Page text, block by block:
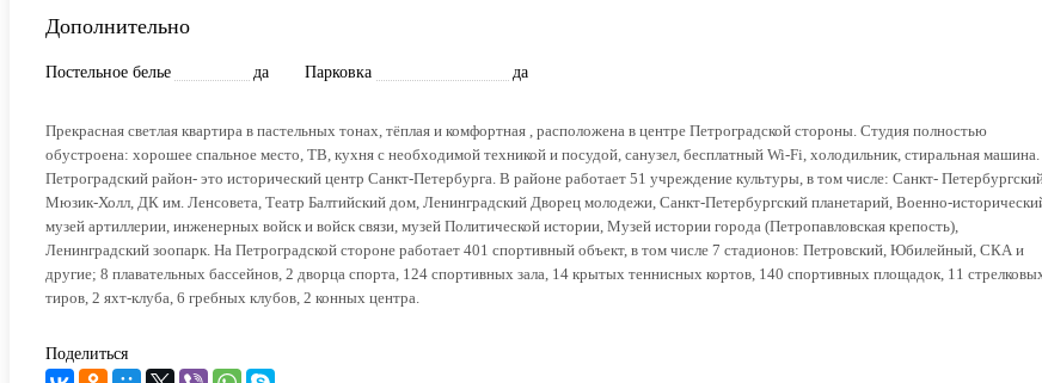
Дополнительно
Постельное белье да Парковка да
Прекрасная светлая квартира в пастельных тонах, тёплая и комфортная , расположена в центре Петроградской стороны. Студия полностью
обустроена: хорошее спальное место, ТВ, кухня с необходимой техникой и посудой, санузел, бесплатный Wi-Fi, холодильник, стиральная машина.
Петроградский район- это исторический центр Санкт-Петербурга. В районе работает 51 учреждение культуры, в том числе: Санкт-
Мюзик-Холл, ДК им. Ленсовета, Театр Балтийский дом, Ленинградский Дворец молодежи, Санкт-Петербургский планетарий, Военно-
музей артиллерии, инженерных войск и войск связи, музей Политической истории, Музей истории города (Петропавловская крепость),
Ленинградский зоопарк. На Петроградской стороне работает 401 спортивный объект, в том числе 7 стадионов: Петровский, Юбилейный, СКА и
другие; 8 плавательных бассейнов, 2 дворца спорта, 124 спортивных зала, 14 крытых теннисных кортов, 140 спортивных площадок, 11
тиров, 2 яхт-клуба, 6 гребных клубов, 2 конных центра.
Поделиться